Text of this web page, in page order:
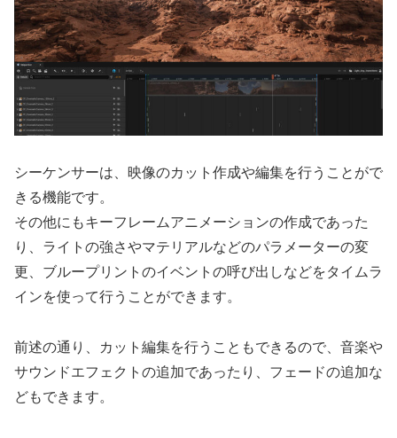
シーケンサーは、映像のカット作成や編集を行うことがで
きる機能です。
その他にもキーフレームアニメーションの作成であった
り、ライトの強さやマテリアルなどのパラメーターの変
更、ブループリントのイベントの呼び出しなどをタイムラ
インを使って行うことができます。
前述の通り、カット編集を行うこともできるので、音楽や
サウンドエフェクトの追加であったり、フェードの追加な
どもできます。